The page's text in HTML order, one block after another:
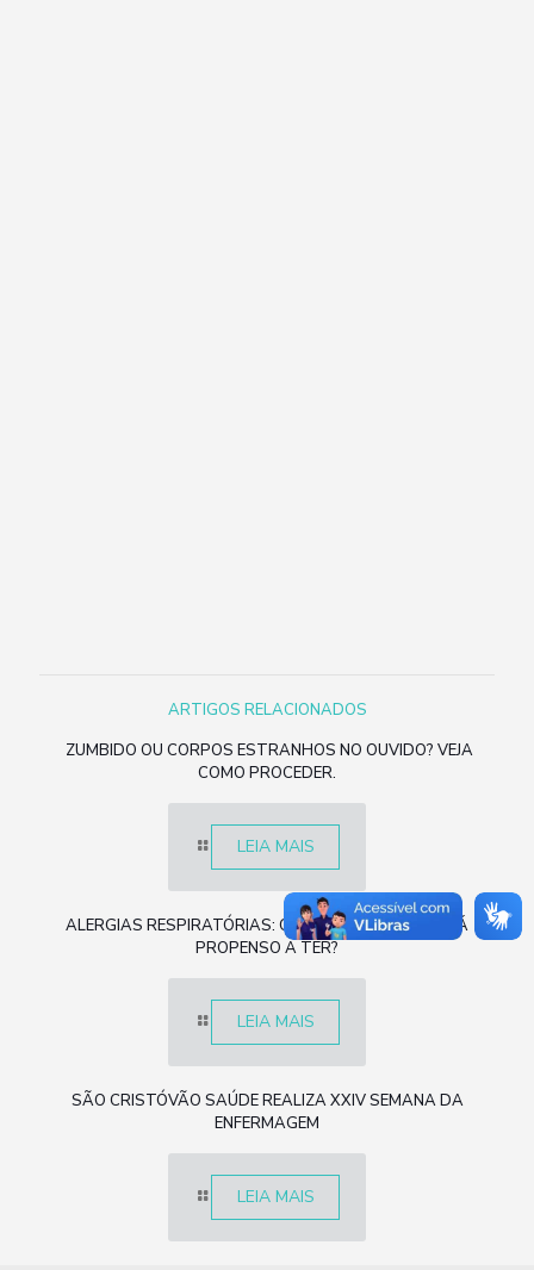
ARTIGOS RELACIONADOS
ZUMBIDO OU CORPOS ESTRANHOS NO OUVIDO? VEJA
COMO PROCEDER.
LEIA MAIS
ALERGIAS RESPIRATÓRIAS: O QUE SÃO E QUEM ESTÁ
PROPENSO A TER?
LEIA MAIS
SÃO CRISTÓVÃO SAÚDE REALIZA XXIV SEMANA DA
ENFERMAGEM
LEIA MAIS